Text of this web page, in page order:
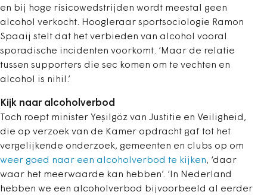
en bij hoge risicowedstrijden wordt meestal geen
alcohol verkocht. Hoogleraar sportsociologie Ramon
Spaaij stelt dat het verbieden van alcohol vooral
sporadische incidenten voorkomt. ‘Maar de relatie
tussen supporters die sec komen om te vechten en
alcohol is nihil.’
Kijk naar alcoholverbod
Toch roept minister Yeșilgöz van Justitie en Veiligheid,
die op verzoek van de Kamer opdracht gaf tot het
vergelijkende onderzoek, gemeenten en clubs op om
weer goed naar een alcoholverbod te kijken, ‘daar
waar het meerwaarde kan hebben’. ‘In Nederland
hebben we een alcoholverbod bijvoorbeeld al eerder